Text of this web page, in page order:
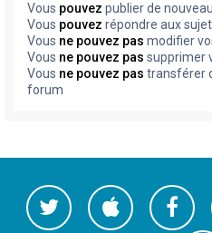
Vous pouvez publier de
Vous pouvez répondre aux
Vous ne pouvez pas modifier
Vous ne pouvez pas supprimer
Vous ne pouvez pas transférer
forum